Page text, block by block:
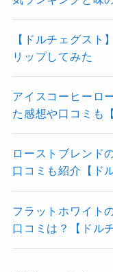
【ドルチェグスト
リップしてみた
アイスコーヒーロ
た感想や口コミも
ローストブレンド
口コミも紹介【ド
フラットホワイト
口コミは？【ドル